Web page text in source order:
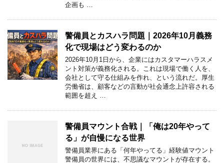
企画も …
警備員とカスハラ問題｜2026年10月義務
化で現場はどう変わるのか
2026年10月1日から、企業にはカスタマーハラスメ
ント対策が義務化される。これは現場で働く人を、
会社として守る仕組みを作れ、という流れだ。厚生
労働省は、顧客などの言動が社会通念上許容される
範囲を超え …
警備員マウント合戦｜「俺は20年やって
る」が自慢になる世界
警備員業界にある「何年やってる」経験値マウント
警備員の世界には、不思議なマウントが存在する。